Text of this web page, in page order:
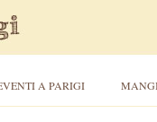
A PARIGI